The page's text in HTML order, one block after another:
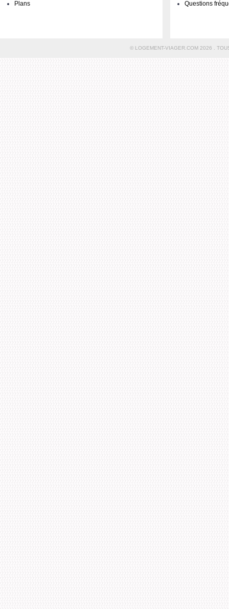
Plans Questions
© LOGEMENT-VIAGER.COM 2026 .